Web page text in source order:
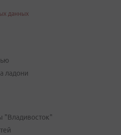
данных
ладони
"Владивосток"